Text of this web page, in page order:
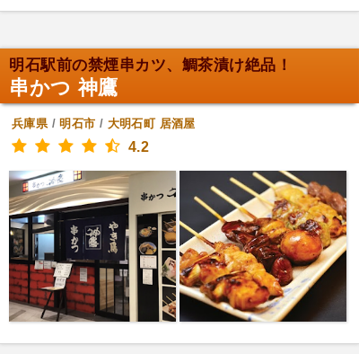
明石駅前の禁煙串カツ、鯛茶漬け絶品！
串かつ 神鷹
兵庫県/明石市 / 大明石町 居酒屋
4.2